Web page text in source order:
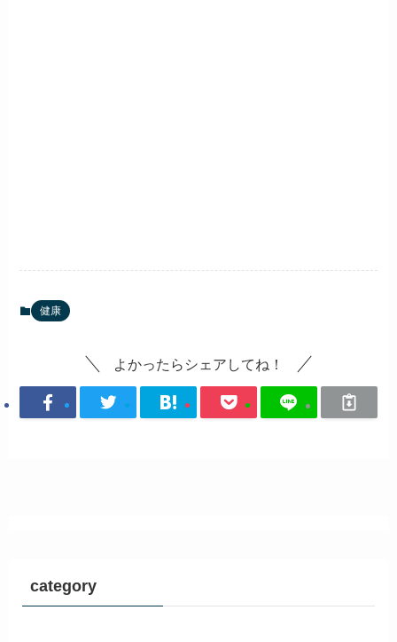
健康
よかったらシェアしてね！
category